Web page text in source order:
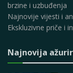
brzine i uzbuđenja
Najnovije vijesti i
Ekskluzivne priče i
Najnovija